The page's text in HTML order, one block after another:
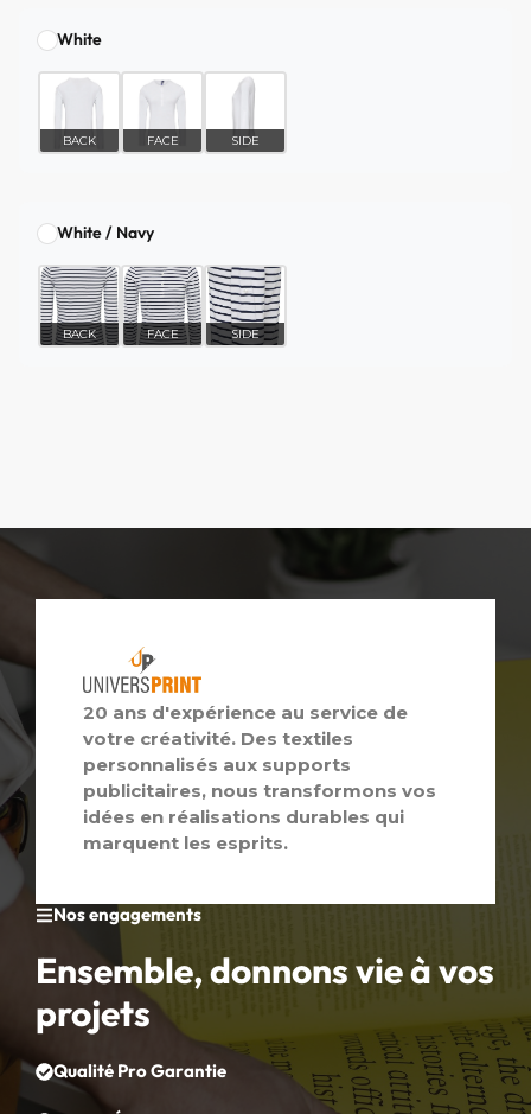
White
BACK FACE SIDE
White / Navy
BACK FACE SIDE
Nos engagements
Ensemble, donnons vie à vos
projets
Qualité Pro Garantie
20 ans d'expérience au service de
votre créativité. Des textiles
personnalisés aux supports
publicitaires, nous transformons vos
idées en réalisations durables qui
marquent les esprits.